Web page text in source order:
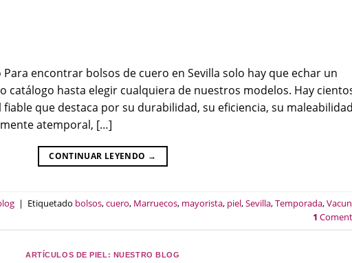
encontrar bolsos de cuero en Sevilla solo hay que echar un
catálogo hasta elegir cualquiera de nuestros modelos. Hay
que destaca por su durabilidad, su eficiencia, su
atemporal, […]
CONTINUAR LEYENDO →
| Etiquetado bolsos,cuero, Marruecos, mayorista, piel,Sevilla,Temporada,
1
ARTÍCULOS DE PIEL: NUESTRO BLOG